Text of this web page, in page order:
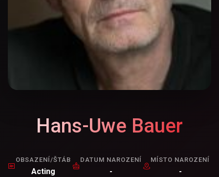
Hans-Uwe Bauer
OBSAZENÍ/ŠTÁB
Acting
DATUM NAROZENÍ
-
MÍSTO NAROZENÍ
-